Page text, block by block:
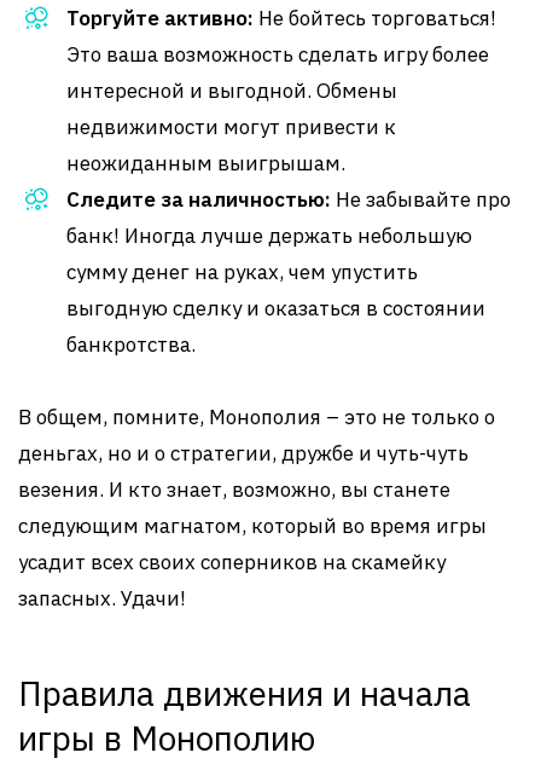
Торгуйте активно: Не бойтесь торговаться!
Это ваша возможность сделать игру более
интересной и выгодной. Обмены
недвижимости могут привести к
неожиданным выигрышам.
Следите за наличностью: Не забывайте про
банк! Иногда лучше держать небольшую
сумму денег на руках, чем упустить
выгодную сделку и оказаться в состоянии
банкротства.
В общем, помните, Монополия – это не только о
деньгах, но и о стратегии, дружбе и чуть-чуть
везения. И кто знает, возможно, вы станете
следующим магнатом, который во время игры
усадит всех своих соперников на скамейку
запасных. Удачи!
Правила движения и начала
игры в Монополию